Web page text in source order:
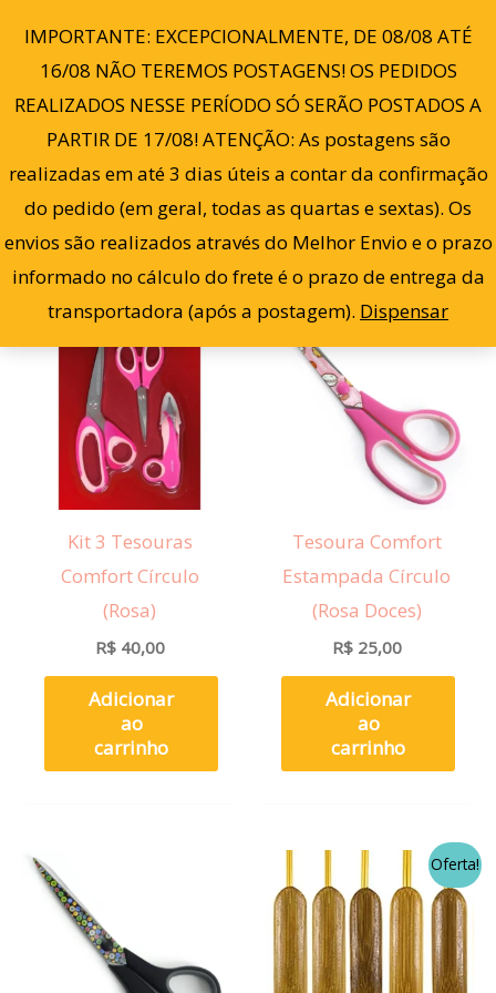
IMPORTANTE: EXCEPCIONALMENTE, DE 08/08 ATÉ
16/08 NÃO TEREMOS POSTAGENS! OS PEDIDOS
REALIZADOS NESSE PERÍODO SÓ SERÃO POSTADOS A
PARTIR DE 17/08! ATENÇÃO: As postagens são
realizadas em até 3 dias úteis a contar da confirmação
do pedido (em geral, todas as quartas e sextas). Os
envios são realizados através do Melhor Envio e o prazo
informado no cálculo do frete é o prazo de entrega da
transportadora (após a postagem). Dispensar
para
conteúdo
0
Filter Mostrando todos os 4 resultados
Kit 3 Tesouras
Comfort Círculo
(Rosa)
R$40,00
Adicionar
ao
carrinho
Tesoura Comfort
Estampada Círculo
(Rosa Doces)
R$25,00
Adicionar
ao
carrinho
Oferta!
Faixa
preço:
R$
R$
Este
tem